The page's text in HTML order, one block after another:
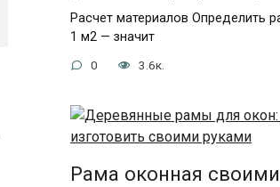
Расчет материалов Определить
1 м2 — значит
0 3.6к.
Рама оконная своими